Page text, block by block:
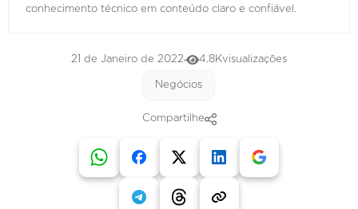
conhecimento técnico em conteúdo claro e confiável.
21 de Janeiro de 2022 4.8Kvisualizações
Negócios
Compartilhe